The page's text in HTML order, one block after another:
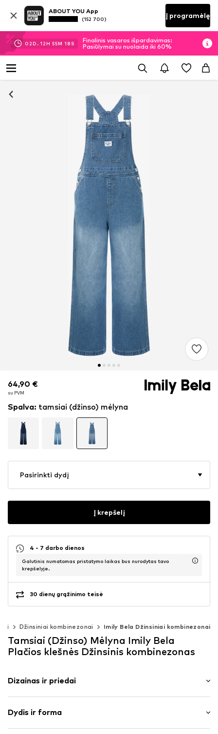
ABOUT YOU App
(152 700) Į programėlę
02D. 12H 55M 17 S
Finalinis vasaros išpardavimas:
Pasiūlymai su nuolaida iki 60%
64,90 €
su PVM
64,90 €
su PVM
Spalva: tamsiai (džinso) mėlyna
Pasirinkti dydį
Į krepšelį
4 - 7 darbo dienos
Galutinis numatomas pristatymo laikas bus nurodytas tavo
krepšelyje.
30 dienų grąžinimo teisė
Džinsiniai kombinezonai Imily Bela Džinsiniai kombinezonai
Tamsiai (Džinso) Mėlyna Imily Bela
Plačios klešnės Džinsinis kombinezonas
Dizainas ir priedai
džinsai
Stipriai blukintas
Dydis ir forma